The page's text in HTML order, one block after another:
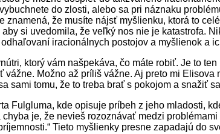
do zlosti, alebo sa pri náznaku
znamená, že musíte nájsť myšlienku, ktorá to
aby si uvedomila, že veľký nos nie je katastrofa.
iracionálnych postojov a myšlienok a
ktorý vám našpekáva, čo máte robiť. Je to
Možno až príliš vážne. Aj preto mi
sami tomu, že to treba brať s pokojom a snažiť
Fulgluma, kde opisuje príbeh z jeho mladosti,
chyba je, že nevieš rozoznávať medzi
Tieto myšlienky presne zapadajú do